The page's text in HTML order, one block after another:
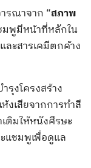
รณาจาก “สภาพ
มพูมีหน้าที่หลักใน
ละสารเคมีตกค้าง
งโครงสร้าง
เสียจากการทำสี
ติมให้หนังศีรษะ
แชมพูเพื่อดูแล